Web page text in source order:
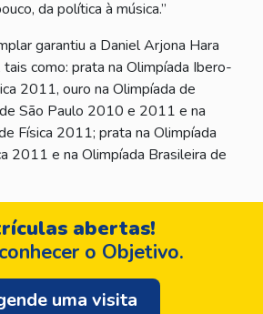
da política à música.”
garantiu a Daniel Arjona Hara
como: prata na Olimpíada Ibero-
2011, ouro na Olimpíada de
São Paulo 2010 e 2011 e na
Física 2011; prata na Olimpíada
2011 e na Olimpíada Brasileira de
abertas!
o Objetivo.
uma visita